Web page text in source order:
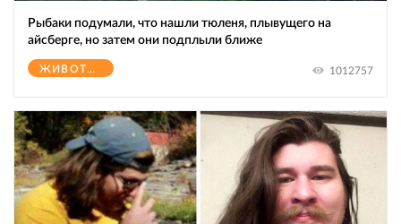
Рыбаки подумали, что нашли тюленя, плывущего на
айсберге, но затем они подплыли ближе
ЖИВОТНЫЕ 1012757